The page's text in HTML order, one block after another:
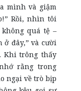
mình và giậm
Rồi, nhìn tôi
quá tệ –
đây,” và cười
Khi trông thấy
rằng trong
ngại về trò bịp